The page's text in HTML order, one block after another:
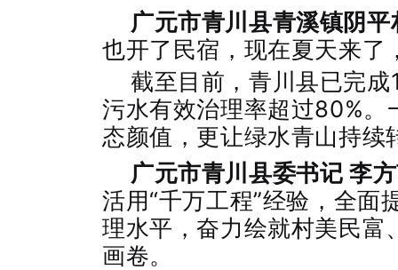
广元市青川县青溪镇阴
也开了民宿，现在夏天来了
截至目前，青川县已完
污水有效治理率超过80%
态颜值，更让绿水青山持续
广元市青川县委书记 李
活用“千万工程”经验，全面
理水平，奋力绘就村美民富
画卷。